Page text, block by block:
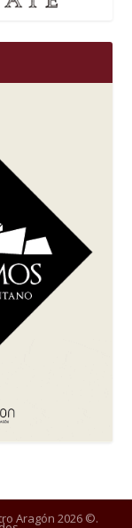
Aragón 2026 ©.